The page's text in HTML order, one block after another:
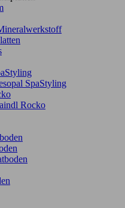
SpaStyling
Rocko